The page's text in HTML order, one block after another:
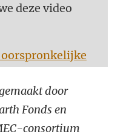
deze video
oorspronkelijke
door
Fonds en
consortium